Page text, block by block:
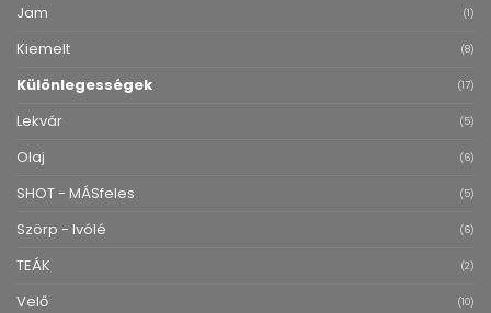
Jam (1)
Kiemelt (8)
Különlegességek (17)
Lekvár (5)
Olaj (6)
SHOT - MÁSfeles (5)
Szörp - Ivólé (6)
TEÁK (2)
Velő (10)